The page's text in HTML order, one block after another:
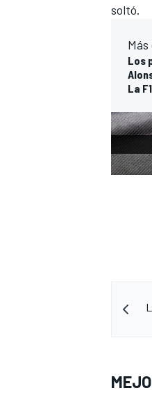
MÁS
soltó.
Más
Los
La